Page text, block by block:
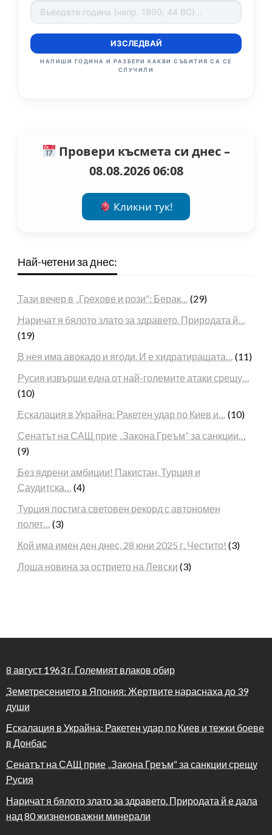
ИЗСЛЕДВАЙ
НАПИШИ ГОДИНА И РАЗБЕРИ КАКВИ СЪБИТИЯ СА СЕ
СЛУЧИЛИ
Провери късмета си днес –
08.08.2026 06:08
Кликни тук!
Най-четени за днес:
Тази вечер в „Грехове и рози“: Берак… (29)
Наричат я бялото злато за здравето. Природата й…
(19)
В нея има авокадо и ягоди. И е хидратиращата… (11)
Русия извърши една от най-големите атаки срещу…
(10)
Ескалация в Украйна: Ракетен удар по Киев и… (10)
Сенатът на САЩ прие „Закона Греъм“ за санкции…
(9)
Без ядрени амбиции! Пакистан, Турция и
Саудитска… (4)
Турция постига световен рекорд с автономен
полет… (3)
Кой има имен ден днес, 28 юни 2025 г. Честито! (3)
Лоша новина за острието на Левски (3)
8 август 1963 г. Големият влаков обир
Земетресението в Япония: Жертвите нараснаха до 39
души
Ескалация в Украйна: Ракетен удар по Киев и тежки боеве
в Донбас
Сенатът на САЩ прие „Закона Греъм“ за санкции срещу
Русия
Наричат я бялото злато за здравето. Природата й е дала
над 80 жизненоважни минерали